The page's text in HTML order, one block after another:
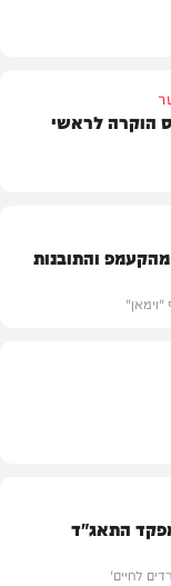
הוקרה לראשי
והתובנות
התאג"ד
לחיים'